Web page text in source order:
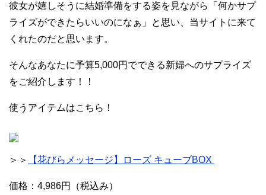
彼女が嬉しそうに結婚準備をする姿を見ながら「何かサプ
ライズができたらいいのになぁ」と思い、当サイトに来て
くれたのだと思います。
そんなあなたに予算5,000円でできる新婦へのサプライズ
をご紹介します！！
使うアイテムはこちら！
＞＞ 【花びらメッセージ】ローズ キューブBOX
価格：4,986円（税込み）